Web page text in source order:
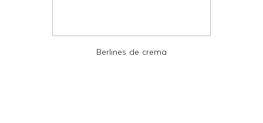
Berlines de crema